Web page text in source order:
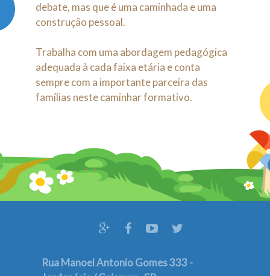
debate, mas que é uma caminhada e uma
construção pessoal.
Trabalha com uma abordagem pedagógica
adequada à cada faixa etária e conta
sempre com a importante parceira das
famílias neste caminhar formativo.
Rua Manoel Antonio Gomes 333 -